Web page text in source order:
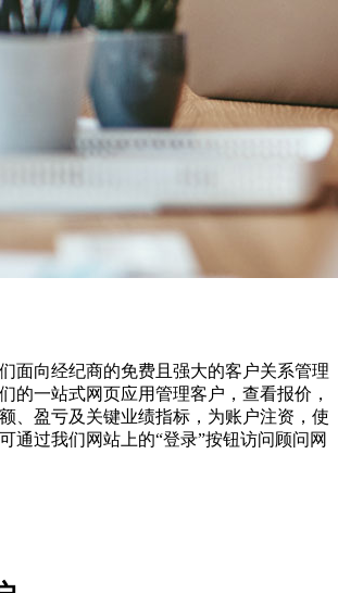
面向经纪商的免费且强大的客户关系管理
的一站式网页应用管理客户，查看报价，
、盈亏及关键业绩指标，为账户注资，使
通过我们网站上的“登录”按钮访问顾问网